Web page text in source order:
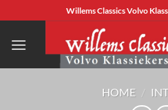
naar
inhoud
Willems Classics Volvo
HOME /